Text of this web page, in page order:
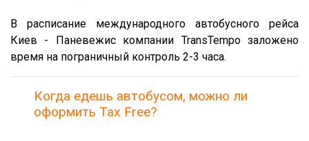
В расписание международного автобусного рейса
Киев - Паневежис компании TransTempo заложено
время на пограничный контроль 2-3 часа.
Когда едешь автобусом, можно ли
оформить Tax Free?